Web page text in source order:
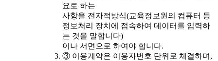
요로 하는
사항을 전자적방식(교육정보원의 컴퓨터 등
정보처리 장치에 접속하여 데이터를 입력하
는 것을 말합니다)
이나 서면으로 하여야 합니다.
③ 이용계약은 이용자번호 단위로 체결하며,